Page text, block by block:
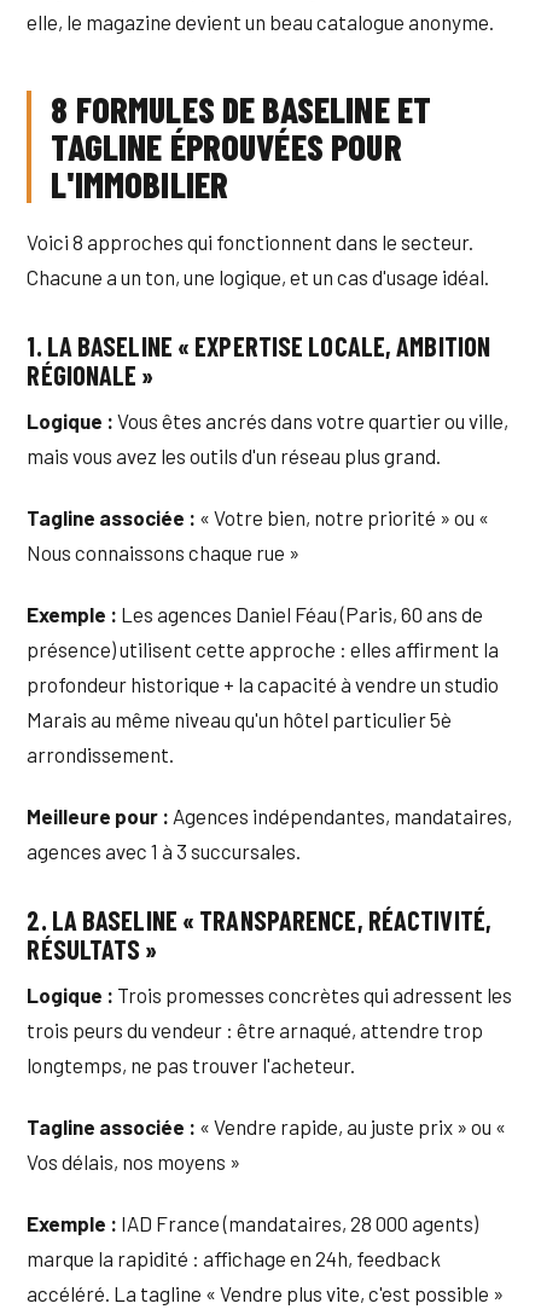
elle, le magazine devient un beau catalogue anonyme.
8 FORMULES DE BASELINE ET
TAGLINE ÉPROUVÉES POUR
L'IMMOBILIER
Voici 8 approches qui fonctionnent dans le secteur.
Chacune a un ton, une logique, et un cas d'usage idéal.
1. LA BASELINE « EXPERTISE LOCALE, AMBITION
RÉGIONALE »
Logique : Vous êtes ancrés dans votre quartier ou ville,
mais vous avez les outils d'un réseau plus grand.
Tagline associée : « Votre bien, notre priorité » ou «
Nous connaissons chaque rue »
Exemple : Les agences Daniel Féau (Paris, 60 ans de
présence) utilisent cette approche : elles affirment la
profondeur historique + la capacité à vendre un studio
Marais au même niveau qu'un hôtel particulier 5è
arrondissement.
Meilleure pour : Agences indépendantes, mandataires,
agences avec 1 à 3 succursales.
2. LA BASELINE « TRANSPARENCE, RÉACTIVITÉ,
RÉSULTATS »
Logique : Trois promesses concrètes qui adressent les
trois peurs du vendeur : être arnaqué, attendre trop
longtemps, ne pas trouver l'acheteur.
Tagline associée : « Vendre rapide, au juste prix » ou «
Vos délais, nos moyens »
Exemple : IAD France (mandataires, 28 000 agents)
marque la rapidité : affichage en 24h, feedback
accéléré. La tagline « Vendre plus vite, c'est possible »